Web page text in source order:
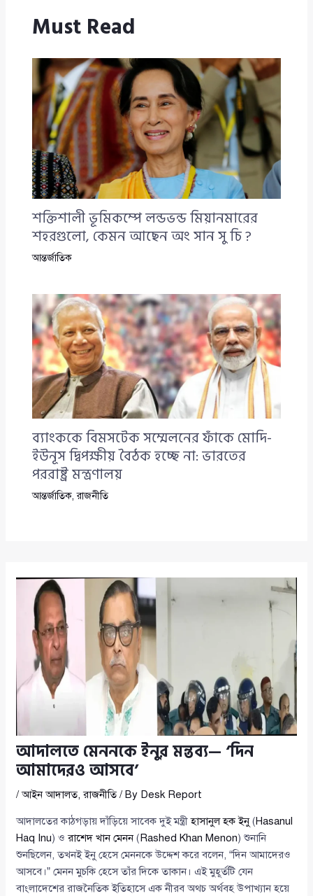
Must Read
শক্তিশালী ভূমিকম্পে লন্ডভন্ড মিয়ানমারের
শহরগুলো, কেমন আছেন অং সান সু চি ?
আন্তর্জাতিক
ব্যাংককে বিমসটেক সম্মেলনের ফাঁকে মোদি-
ইউনূস দ্বিপক্ষীয় বৈঠক হচ্ছে না: ভারতের
পররাষ্ট্র মন্ত্রণালয়
আন্তর্জাতিক,রাজনীতি
আদালতে মেননকে ইনুর মন্তব্য— ‘দিন
আমাদেরও আসবে’
/আইন আদালত,রাজনীতি/ By Desk Report
আদালতের কাঠগড়ায় দাঁড়িয়ে সাবেক দুই মন্ত্রীহাসানুল হক ইনু(Hasanul
Haq Inu) ওরাশেদ খান মেনন(Rashed Khan Menon) শুনানি
শুনছিলেন, তখনই ইনু হেসে মেননকে উদ্দেশ করে বলেন, “দিন আমাদেরও
আসবে।” মেনন মুচকি হেসে তাঁর দিকে তাকান। এই মুহূর্তটি যেন
বাংলাদেশের রাজনৈতিক ইতিহাসে এক নীরব অথচ অর্থবহ উপাখ্যান হয়ে